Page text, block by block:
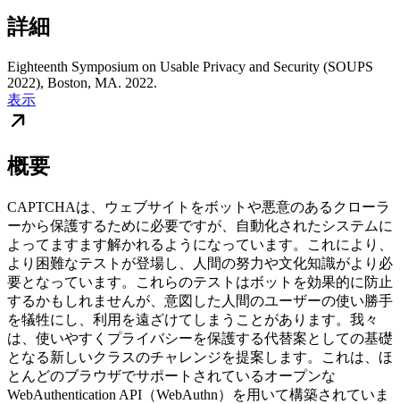
詳細
Eighteenth Symposium on Usable Privacy and Security (SOUPS
2022), Boston, MA. 2022.
表示
概要
CAPTCHAは、ウェブサイトをボットや悪意のあるクローラ
ーから保護するために必要ですが、自動化されたシステムに
よってますます解かれるようになっています。これにより、
より困難なテストが登場し、人間の努力や文化知識がより必
要となっています。これらのテストはボットを効果的に防止
するかもしれませんが、意図した人間のユーザーの使い勝手
を犠牲にし、利用を遠ざけてしまうことがあります。我々
は、使いやすくプライバシーを保護する代替案としての基礎
となる新しいクラスのチャレンジを提案します。これは、ほ
とんどのブラウザでサポートされているオープンな
WebAuthentication API（WebAuthn）を用いて構築されていま